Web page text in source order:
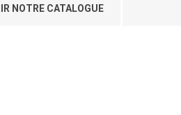
NOTRE CATALOGUE